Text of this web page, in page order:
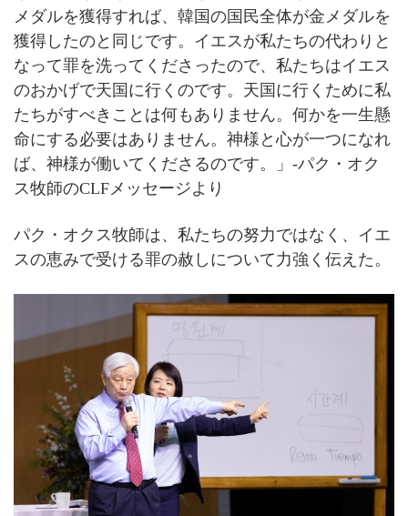
メダルを獲得すれば、韓国の国民全体が金メダルを
獲得したのと同じです。イエスが私たちの代わりと
なって罪を洗ってくださったので、私たちはイエス
のおかげで天国に行くのです。天国に行くために私
たちがすべきことは何もありません。何かを一生懸
命にする必要はありません。神様と心が一つになれ
ば、神様が働いてくださるのです。」-パク・オク
ス牧師のCLFメッセージより
パク・オクス牧師は、私たちの努力ではなく、イエ
スの恵みで受ける罪の赦しについて力強く伝えた。